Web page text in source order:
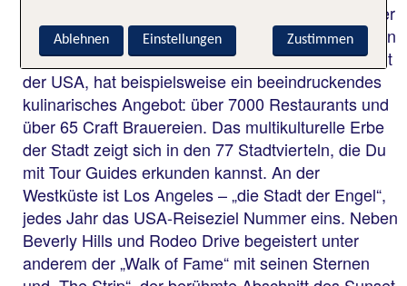
Einrichtungen. Der im Jahr 2007 eröffnete und über
fünf Kilometer lange Detroit River Walk ist heute ein
beliebter Treffpunkt. Chicago – die drittgrößte Stadt
der USA, hat beispielsweise ein beeindruckendes
kulinarisches Angebot: über 7000 Restaurants und
über 65 Craft Brauereien. Das multikulturelle Erbe
der Stadt zeigt sich in den 77 Stadtvierteln, die Du
mit Tour Guides erkunden kannst. An der
Westküste ist Los Angeles – „die Stadt der Engel“,
jedes Jahr das USA-Reiseziel Nummer eins. Neben
Beverly Hills und Rodeo Drive begeistert unter
anderem der „Walk of Fame“ mit seinen Sternen
Zustimmen
Ablehnen Einstellungen